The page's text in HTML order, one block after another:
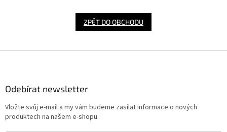
ZPĚT DO OBCHODU
Odebírat newsletter
Vložte svůj e-mail a my vám budeme zasílat informace o nových
produktech na našem e-shopu.